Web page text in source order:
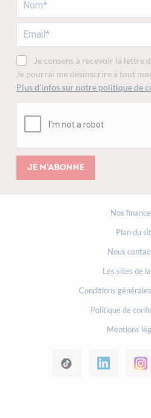
Je consens à recevoir la lettre
Je pourrai me désinscrire à tout
Plus d’infos sur notre politique de
Je m'abonne
Nos
Plan du
Nous
Les sites de
Conditions
Politique de
Mentions